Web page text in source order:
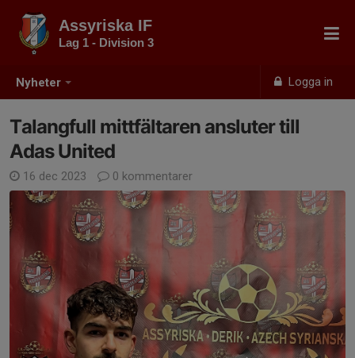
Nyheter Logga in
Assyriska IF
Lag 1 - Division 3
Talangfull mittfältaren ansluter till
Adas United
16 dec 2023 0 kommentarer